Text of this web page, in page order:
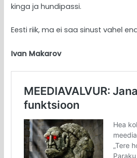
kinga ja hundipassi.
Eesti riik, ma ei saa sinust vahel
Ivan Makarov